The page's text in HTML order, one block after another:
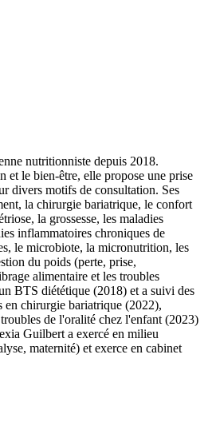
nutritionniste depuis 2018.
et le bien-être, elle propose une prise
divers motifs de consultation. Ses
la chirurgie bariatrique, le confort
la grossesse, les maladies
inflammatoires chroniques de
le microbiote, la micronutrition, les
du poids (perte, prise,
alimentaire et les troubles
BTS diététique (2018) et a suivi des
en chirurgie bariatrique (2022),
de l'oralité chez l'enfant (2023)
Guilbert a exercé en milieu
maternité) et exerce en cabinet